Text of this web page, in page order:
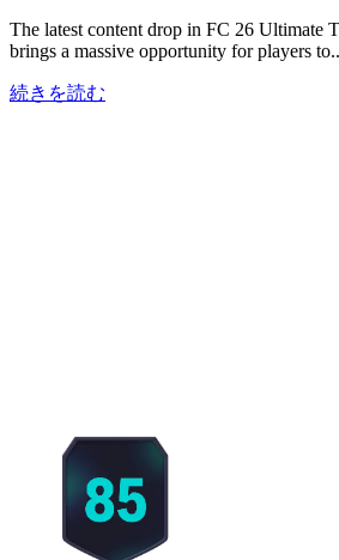
The latest content drop in FC 26 Ultimate
brings a massive opportunity for players
続きを読む